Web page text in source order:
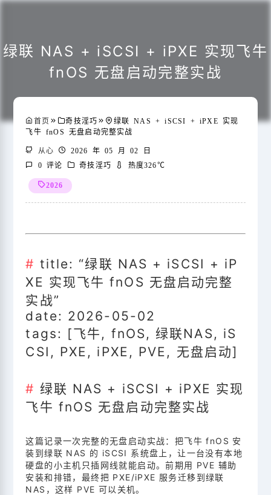
绿联 NAS + iSCSI + iPXE 实现飞牛
fnOS 无盘启动完整实战
首页 奇技淫巧绿联 NAS + iSCSI + iPXE 实现
飞牛 fnOS 无盘启动完整实战
 从心 
2026 年 05 月 02 日

0 评论  奇技淫巧  热度326℃
2026
title: “绿联 NAS + iSCSI + iP
XE 实现飞牛 fnOS 无盘启动完整
实战”
date: 2026-05-02
tags: [飞牛, fnOS, 绿联NAS, iS
CSI, PXE, iPXE, PVE, 无盘启动]
绿联 NAS + iSCSI + iPXE 实现
飞牛 fnOS 无盘启动完整实战
这篇记录一次完整的无盘启动实战：把飞牛 fnOS 安
装到绿联 NAS 的 iSCSI 系统盘上，让一台没有本地
硬盘的小主机只插网线就能启动。前期用 PVE 辅助
安装和排错，最终把 PXE/iPXE 服务迁移到绿联
NAS，这样 PVE 可以关机。